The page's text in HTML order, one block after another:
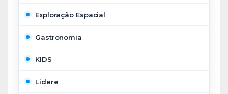
Exploração Espacial
Gastronomia
KIDS
Lidere